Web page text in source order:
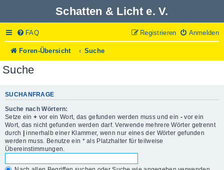
Schatten & Licht e. V.
FAQ Anmelden
Registrieren
Foren-Übersicht Suche
Suche
SUCHANFRAGE
Suche nach Wörtern:
Setze ein + vor ein Wort, das gefunden werden muss und ein -vor ein
Wort, das nicht gefunden werden darf. Verwende mehrere Wörter getrennt
durch | innerhalb einer Klammer, wenn nur eines der Wörter gefunden
werden muss. Benutze ein * als Platzhalter für teilweise
Übereinstimmungen.